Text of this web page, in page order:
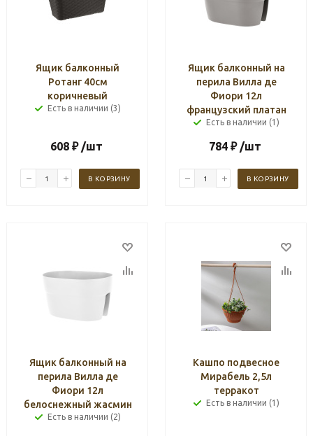
Ящик балконный
Ротанг 40см
коричневый
Есть в наличии (3)
608₽ /шт
В КОРЗИНУ
Ящик балконный на
перила Вилла де
Фиори 12л
французский платан
Есть в наличии (1)
784₽ /шт
В КОРЗИНУ
Ящик балконный на
перила Вилла де
Фиори 12л
белоснежный жасмин
Есть в наличии (2)
Кашпо подвесное
Мирабель 2,5л
терракот
Есть в наличии (1)